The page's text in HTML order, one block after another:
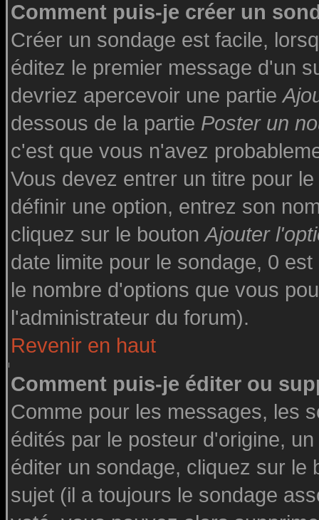
Comment puis-je créer un
Créer un sondage est facile,
éditez le premier message d'un
devriez apercevoir une partie
dessous de la partie Poster un
c'est que vous n'avez
Vous devez entrer un titre pour
définir une option, entrez son
cliquez sur le boutonAjouter
date limite pour le sondage, 0
le nombre d'options que vous
l'administrateur du forum).
Revenir en haut
Comment puis-je éditer ou
Comme pour les messages, les
édités par le posteur d'origine,
éditer un sondage, cliquez sur le
sujet (il a toujours le sondage